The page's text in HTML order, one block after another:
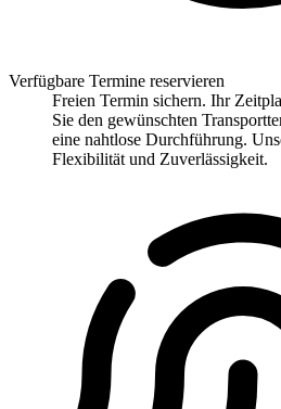
Verfügbare Termine reservieren
Freien Termin sichern. Ihr
Sie den gewünschten
eine nahtlose Durchführung.
Flexibilität und Zuverlässigkeit.